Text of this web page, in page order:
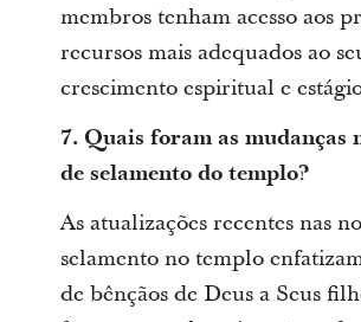
membros tenham acesso aos
recursos mais adequados ao
crescimento espiritual e
7. Quais foram as mudanças
de selamento do templo?
As atualizações recentes nas
selamento no templo
de bênçãos de Deus a Seus